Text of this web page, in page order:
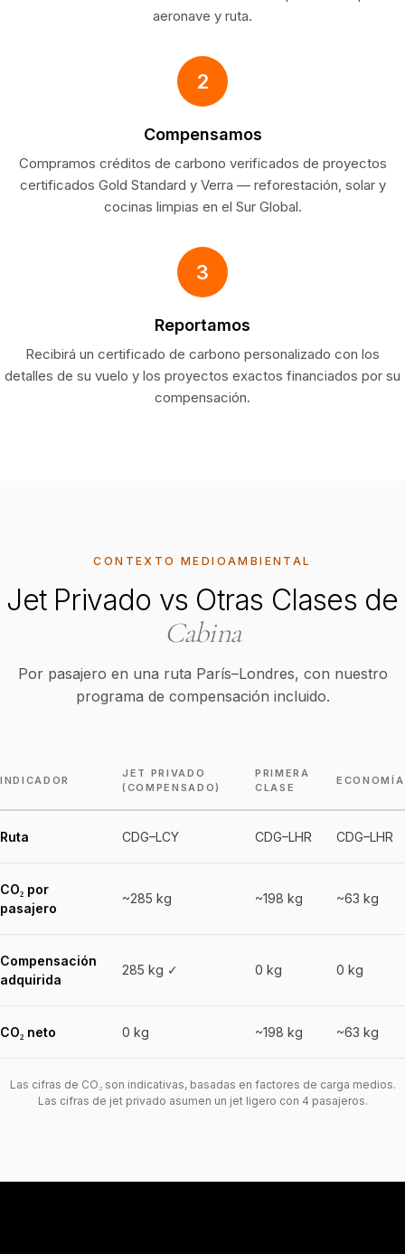
aeronave y ruta.
2
Compensamos
Compramos créditos de carbono verificados de proyectos
certificados Gold Standard y Verra — reforestación, solar y
cocinas limpias en el Sur Global.
3
Reportamos
Recibirá un certificado de carbono personalizado con los
detalles de su vuelo y los proyectos exactos financiados por su
compensación.
CONTEXTO MEDIOAMBIENTAL
Jet Privado vs Otras Clases de
Cabina
Por pasajero en una ruta París–Londres, con nuestro
programa de compensación incluido.
INDICADOR
JET PRIVADO
(COMPENSADO)
PRIMERA
CLASE
ECONOMÍA
Ruta CDG–LCY CDG–LHR CDG–LHR
CO₂ por
pasajero
~285 kg ~198 kg ~63 kg
Compensación
adquirida
285 kg ✓ 0 kg 0 kg
CO₂ neto 0 kg ~198 kg ~63 kg
Las cifras de CO₂ son indicativas, basadas en factores de carga medios.
Las cifras de jet privado asumen un jet ligero con 4 pasajeros.